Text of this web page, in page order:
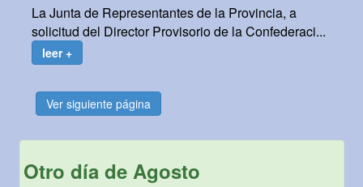
La Junta de Representantes de la Provincia, a
solicitud del Director Provisorio de la Confederaci...
leer +
Ver siguiente página
Otro día de Agosto